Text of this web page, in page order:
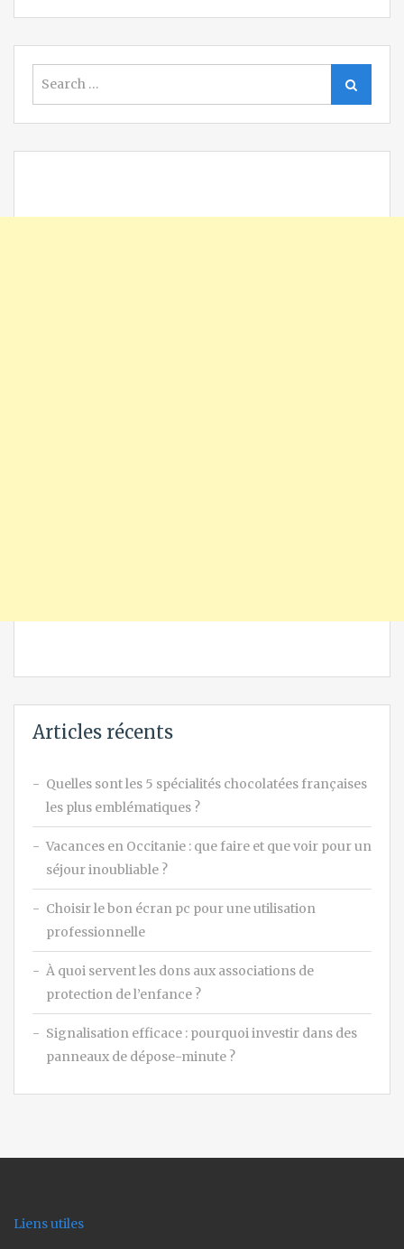
for:
Search
Articles récents
Quelles sont les 5 spécialités chocolatées françaises
les plus emblématiques ?
Vacances en Occitanie : que faire et que voir pour un
séjour inoubliable ?
Choisir le bon écran pc pour une utilisation
professionnelle
À quoi servent les dons aux associations de
protection de l’enfance ?
Signalisation efficace : pourquoi investir dans des
panneaux de dépose-minute ?
Liens utiles